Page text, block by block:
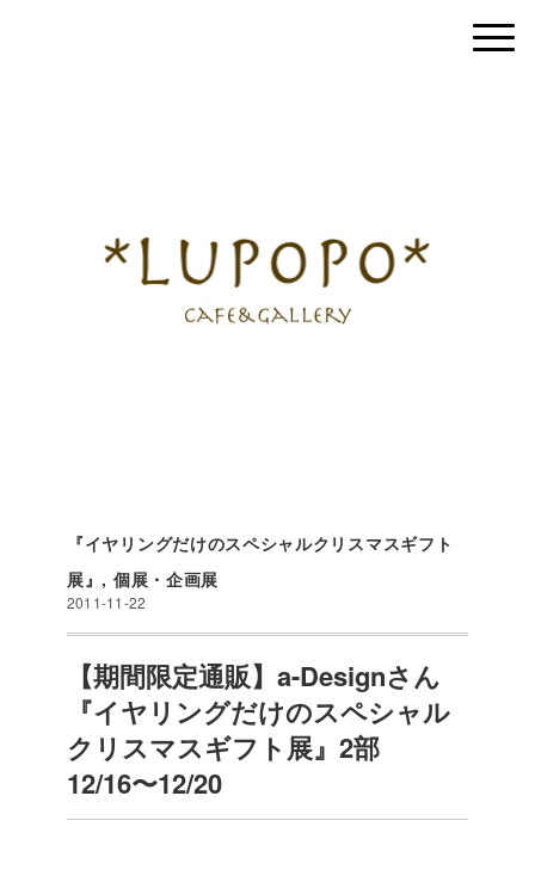
『イヤリングだけのスペシャルクリスマスギフト
展』 , 個展・企画展
2011-11-22
【期間限定通販】a-Designさん
『イヤリングだけのスペシャル
クリスマスギフト展』2部
12/16〜12/20